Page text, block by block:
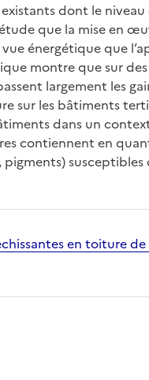
dont le
que la mise en
énergétique que
montre que sur
largement les
sur les bâtiments
dans un
contiennent en
susceptibles
en toiture
le lien de la page dans